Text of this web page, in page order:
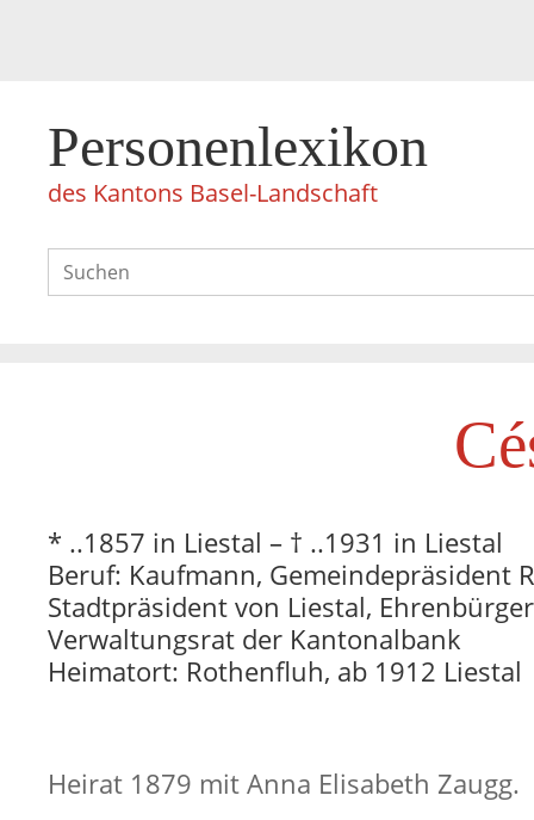
Personenlexikon
des Kantons Basel-Landschaft
* ..1857 in Liestal – † ..1931 in Liestal
Beruf: Kaufmann, Gemeindepräsident
Stadtpräsident von Liestal,
Verwaltungsrat der Kantonalbank
Heimatort: Rothenfluh, ab 1912 Liestal
Heirat 1879 mit Anna Elisabeth Zaugg.